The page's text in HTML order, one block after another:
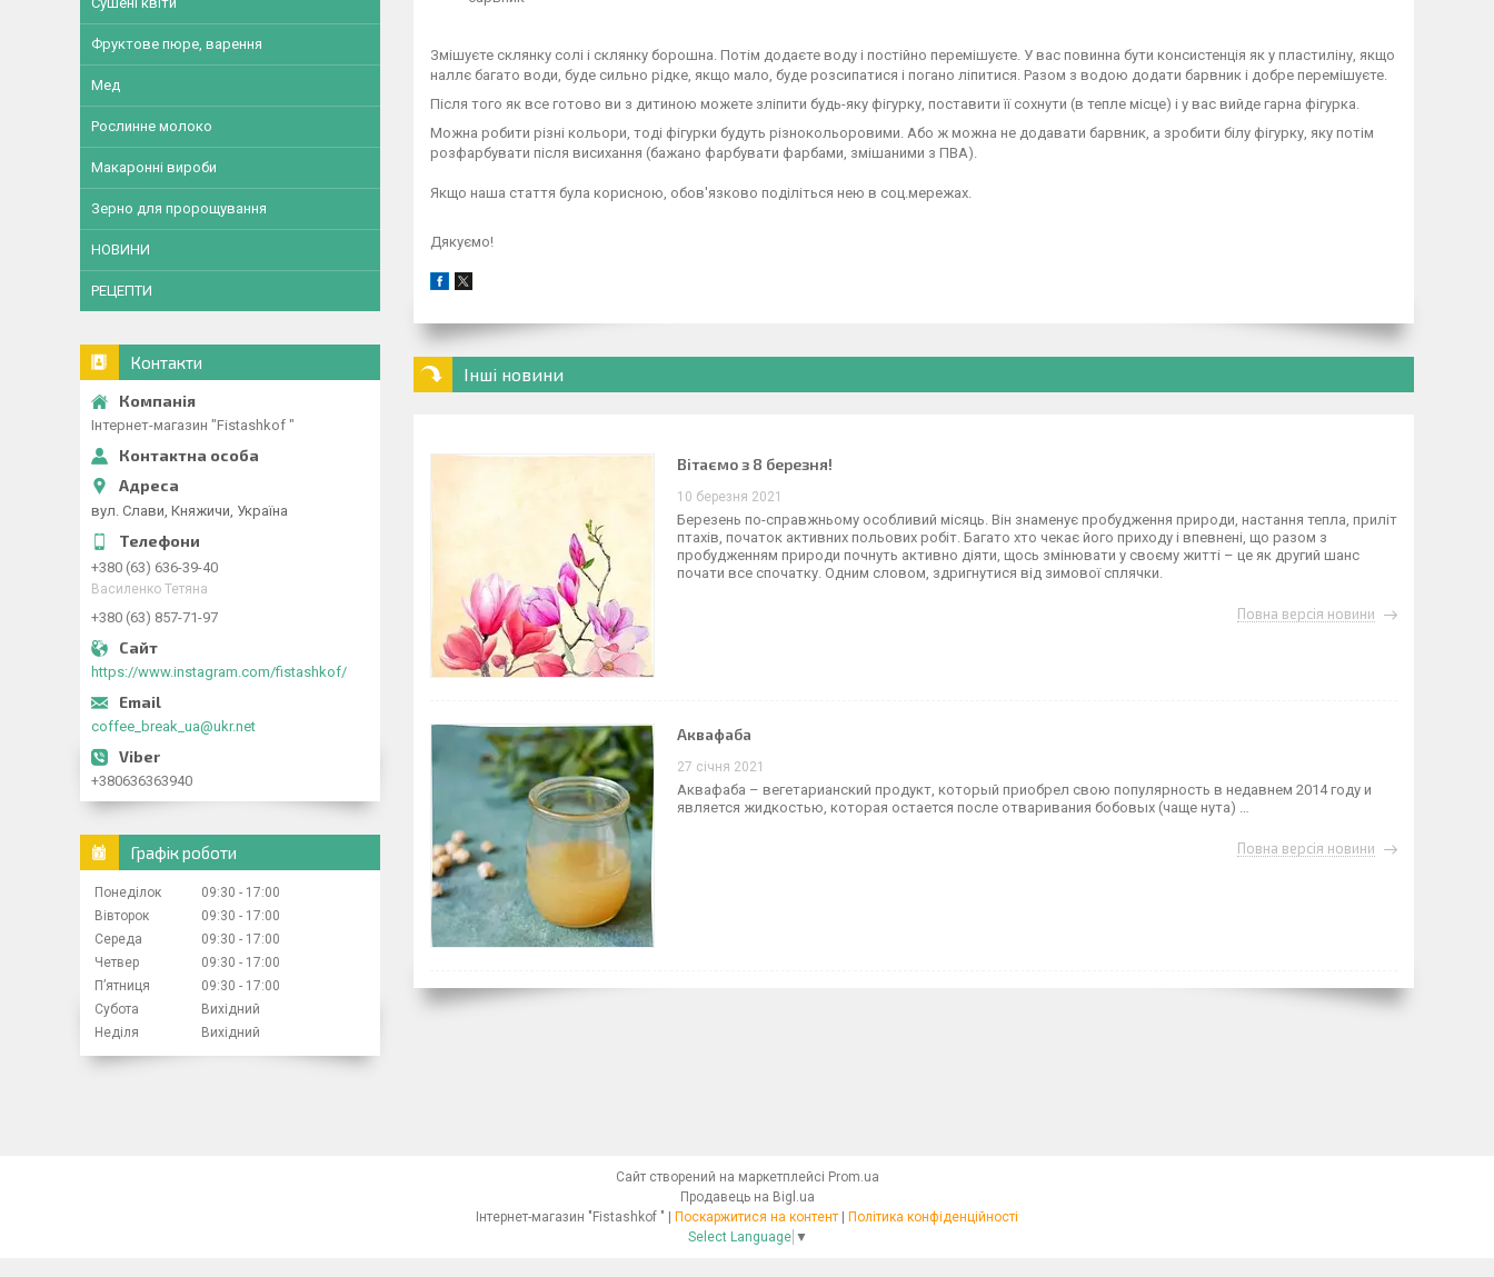
Змішуєте склянку солі і склянку борошна. Потім додаєте воду і постійно перемішуєте. У вас повинна бути консистенція як у пластиліну, якщо
наллє багато води, буде сильно рідке, якщо мало, буде розсипатися і погано ліпитися. Разом з водою додати барвник і добре перемішуєте.
Після того як все готово ви з дитиною можете зліпити будь-яку фігурку, поставити її сохнути (в тепле місце) і у вас вийде гарна фігурка.
Можна робити різні кольори, тоді фігурки будуть різнокольоровими. Або ж можна не додавати барвник, а зробити білу фігурку, яку потім
розфарбувати після висихання (бажано фарбувати фарбами, змішаними з ПВА).
Якщо наша стаття була корисною, обов'язково поділіться нею в соц.мережах.
Дякуємо!
Інші новини
Вітаємо з 8 березня!
10 березня 2021
Березень по-справжньому особливий місяць. Він знаменує пробудження природи, настання тепла, приліт
птахів, початок активних польових робіт. Багато хто чекає його приходу і впевнені, що разом з
пробудженням природи почнуть активно діяти, щось змінювати у своєму житті – це як другий шанс
почати все спочатку. Одним словом, здригнутися від зимової сплячки.
Повна версія новини
Аквафаба
27 січня 2021
Аквафаба – вегетарианский продукт, который приобрел свою популярность в недавнем 2014 году и
является жидкостью, которая остается после отваривания бобовых (чаще нута) …
Повна версія новини
Фруктове пюре, варення
Мед
Рослинне молоко
Макаронні вироби
Зерно для пророщування
НОВИНИ
РЕЦЕПТИ
Контакти
Інтернет-магазин "Fistashkof "
вул. Слави, Княжичи, Україна
+380 (63) 636-39-40
Василенко Тетяна
+380 (63) 857-71-97
https://www.instagram.com/fistashkof/
coffee_break_ua@ukr.net
+380636363940
Графік роботи
Понеділок 09:30
17:00
Вівторок
09:30
17:00
Середа
09:30
17:00
Четвер
09:30
17:00
Пʼятниця
09:30
17:00
Субота
Вихідний
Неділя
Вихідний
Сайт створений на маркетплейсі Prom.ua
Продавець на Bigl.ua
Інтернет-магазин "Fistashkof " | Поскаржитися на контент | Політика конфіденційності
Select Language ▼